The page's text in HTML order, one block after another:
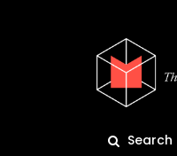
Search
WHAT’S UP